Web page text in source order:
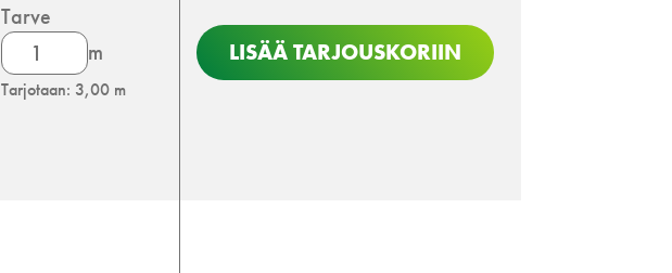
Tarve
U-
lista
määrä
m
Tarjotaan: 3,00 m
LISÄÄ TARJOUSKORIIN